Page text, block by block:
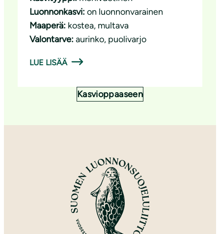
Luonnonkasvi: on luonnonvarainen
Maaperä: kostea, multava
Valontarve: aurinko, puolivarjo
LUE LISÄÄ
Kasvioppaaseen